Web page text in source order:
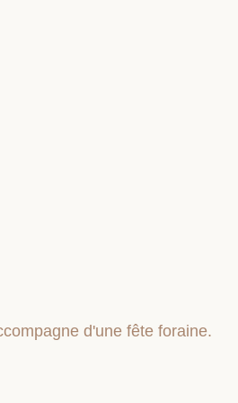
d'une fête foraine.